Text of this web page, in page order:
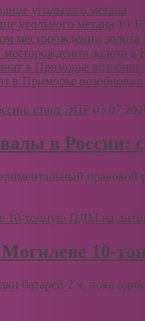
угольного метана
золота в
в Приморье
в России:
Могилеве 10-
батарей 2 ч, пока